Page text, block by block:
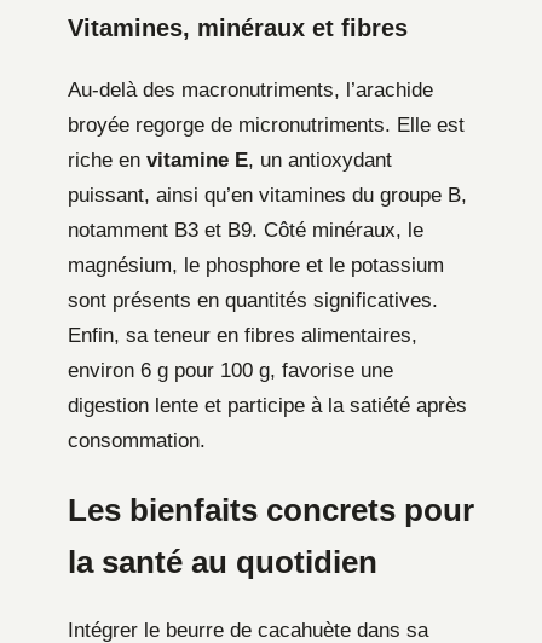
Vitamines, minéraux et fibres
Au-delà des macronutriments, l’arachide
broyée regorge de micronutriments. Elle est
riche en vitamine E, un antioxydant
puissant, ainsi qu’en vitamines du groupe B,
notamment B3 et B9. Côté minéraux, le
magnésium, le phosphore et le potassium
sont présents en quantités significatives.
Enfin, sa teneur en fibres alimentaires,
environ 6 g pour 100 g, favorise une
digestion lente et participe à la satiété après
consommation.
Les bienfaits concrets pour
la santé au quotidien
Intégrer le beurre de cacahuète dans sa